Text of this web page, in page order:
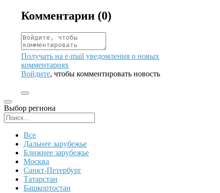
Комментарии (0)
Получать на e‑mail уведомления о новых
комментариях
Войдите, чтобы комментировать новость
Выбор региона
Все
Дальнее зарубежье
Ближнее зарубежье
Москва
Санкт-Петербург
Татарстан
Башкортостан